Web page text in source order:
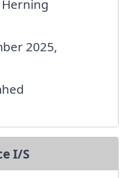
2025,
I/S